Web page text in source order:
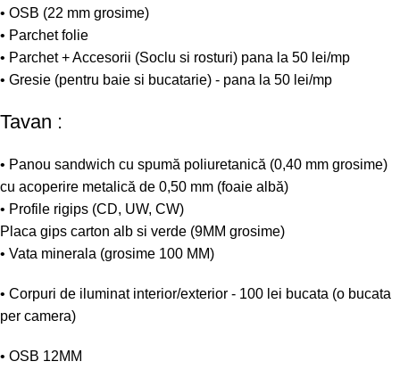
• OSB (22 mm grosime)
• Parchet folie
• Parchet + Accesorii (Soclu si rosturi) pana la 50 lei/mp
• Gresie (pentru baie si bucatarie) - pana la 50 lei/mp
Tavan :
• Panou sandwich cu spumă poliuretanică (0,40 mm grosime)
cu acoperire metalică de 0,50 mm (foaie albă)
• Profile rigips (CD, UW, CW)
Placa gips carton alb si verde (9MM grosime)
• Vata minerala (grosime 100 MM)
• Corpuri de iluminat interior/exterior - 100 lei bucata (o bucata
per camera)
• OSB 12MM